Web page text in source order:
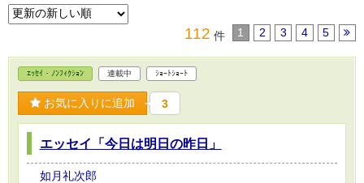
112 件 1 2 3 4 5
ｴｯｾｲ・ﾉﾝﾌｨｸｼｮﾝ 連載中 ｼｮｰﾄｼｮｰﾄ
お気に入りに追加 3
エッセイ「今日は明日の昨日」
如月礼次郎